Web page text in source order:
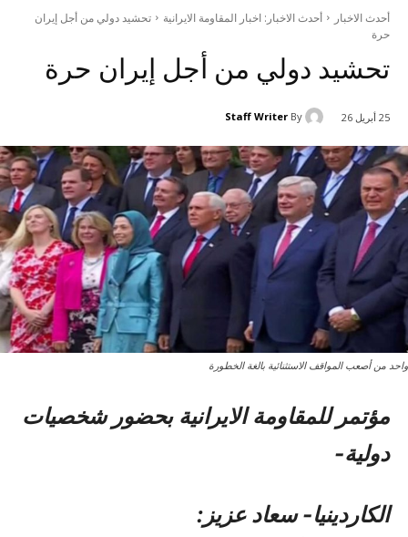
أحدث الاخبار أحدث الاخبار: اخبار المقاومة الايرانية
تحشيد دولي من أجل إيران
حرة
تحشيد دولي من أجل إيران حرة
25 أبريل 26 By
Staff Writer
واحد من أصعب المواقف الاستثنائية بالغة الخطورة
مؤتمر للمقاومة الایرانیة بحضور شخصیات
دولیة-
الکاردینیا- سعاد عزيز: